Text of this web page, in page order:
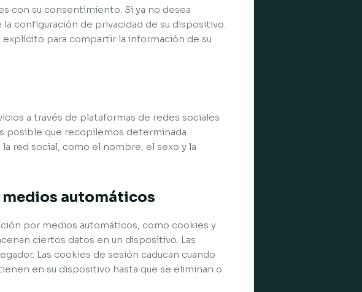
con su consentimiento. Si ya no desea
configuración de privacidad de su dispositivo.
para compartir la información de su
a través de plataformas de redes sociales
posible que recopilemos determinada
red social, como el nombre, el sexo y la
medios automáticos
por medios automáticos, como cookies y
ciertos datos en un dispositivo. Las
Las cookies de sesión caducan cuando
en su dispositivo hasta que se eliminan o